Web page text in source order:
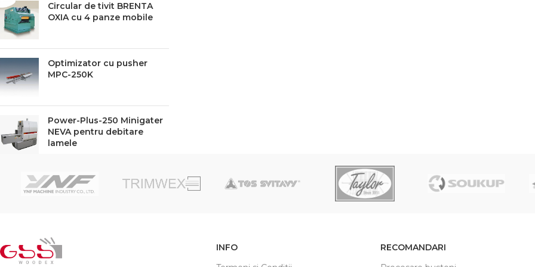
Circular de tivit BRENTA
OXIA cu 4 panze mobile
Optimizator cu pusher
MPC-250K
Power-Plus-250 Minigater
NEVA pentru debitare
lamele
INFO
RECOMANDARI